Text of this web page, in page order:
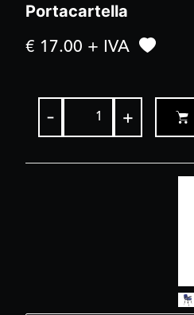
Portacartella
€ 17.00 + IVA
- +